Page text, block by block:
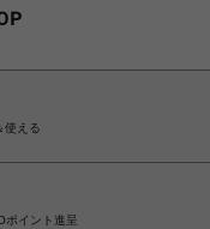
使える
ポイント進呈